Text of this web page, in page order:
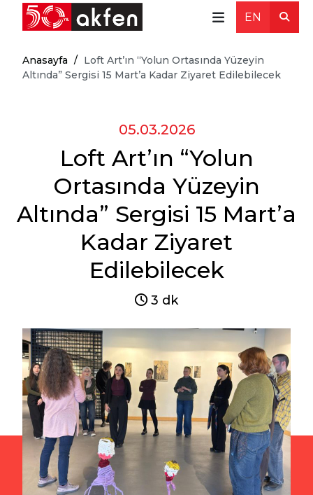
EN
Anasayfa / Loft Art’ın “Yolun Ortasında Yüzeyin
Altında” Sergisi 15 Mart’a Kadar Ziyaret Edilebilecek
05.03.2026
Loft Art’ın “Yolun
Ortasında Yüzeyin
Altında” Sergisi 15 Mart’a
Kadar Ziyaret
Edilebilecek
3 dk